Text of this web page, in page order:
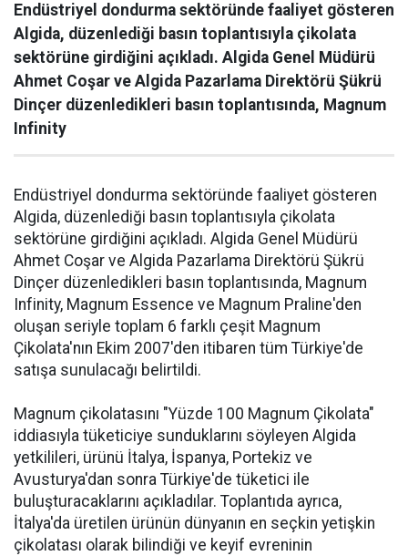
Endüstriyel dondurma sektöründe faaliyet gösteren
Algida, düzenlediği basın toplantısıyla çikolata
sektörüne girdiğini açıkladı. Algida Genel Müdürü
Ahmet Coşar ve Algida Pazarlama Direktörü Şükrü
Dinçer düzenledikleri basın toplantısında, Magnum
Infinity
Endüstriyel dondurma sektöründe faaliyet gösteren
Algida, düzenlediği basın toplantısıyla çikolata
sektörüne girdiğini açıkladı. Algida Genel Müdürü
Ahmet Coşar ve Algida Pazarlama Direktörü Şükrü
Dinçer düzenledikleri basın toplantısında, Magnum
Infinity, Magnum Essence ve Magnum Praline'den
oluşan seriyle toplam 6 farklı çeşit Magnum
Çikolata'nın Ekim 2007'den itibaren tüm Türkiye'de
satışa sunulacağı belirtildi.
Magnum çikolatasını "Yüzde 100 Magnum Çikolata"
iddiasıyla tüketiciye sunduklarını söyleyen Algida
yetkilileri, ürünü İtalya, İspanya, Portekiz ve
Avusturya'dan sonra Türkiye'de tüketici ile
buluşturacaklarını açıkladılar. Toplantıda ayrıca,
İtalya'da üretilen ürünün dünyanın en seçkin yetişkin
çikolatası olarak bilindiği ve keyif evreninin